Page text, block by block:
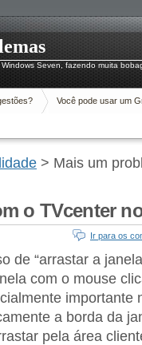
Seven, fazendo muita
Você pode usar um
> Mais um
o TVcenter
Ir para os
de “arrastar a
com o mouse
importante
a borda da
pela área